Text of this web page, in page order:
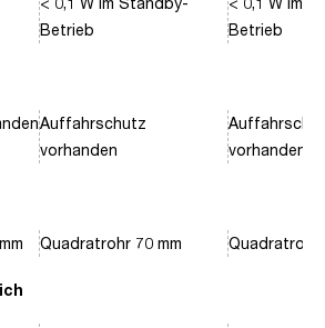
Betrieb
Auffahrschutz
vorhanden
Quadratrohr 70 mm
Betrieb
vorhanden
Quadratrohr